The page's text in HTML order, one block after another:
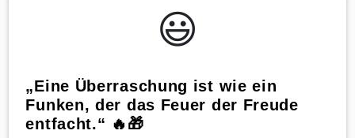
😃️
„Eine Überraschung ist wie ein
Funken, der das Feuer der Freude
entfacht.“ 🔥🎁